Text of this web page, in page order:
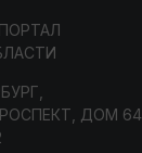
ДОМ 64,